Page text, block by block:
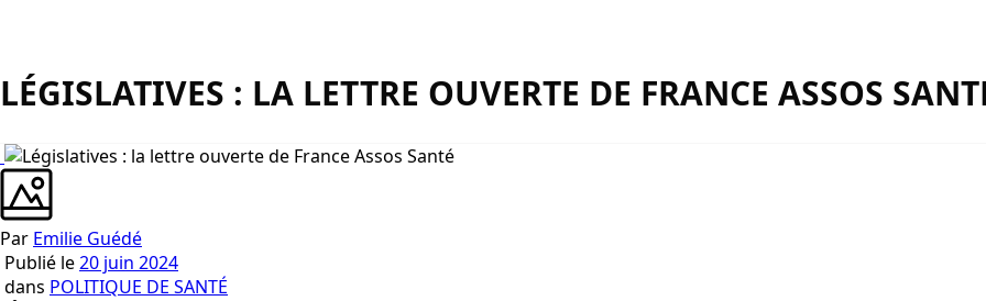
LÉGISLATIVES : LA LETTRE OUVERTE DE FRANCE ASSOS
Par Emilie Guédé
Publié le20 juin 2024
dans POLITIQUE DE SANTÉ